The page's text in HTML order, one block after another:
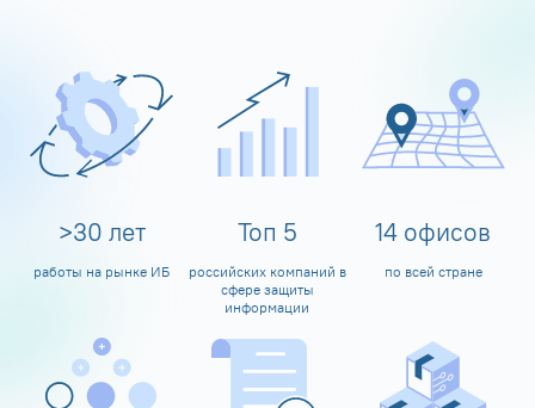
>30 лет
работы на рынке ИБ
Топ 5
российских компаний в
сфере защиты
информации
14 офисов
по всей стране